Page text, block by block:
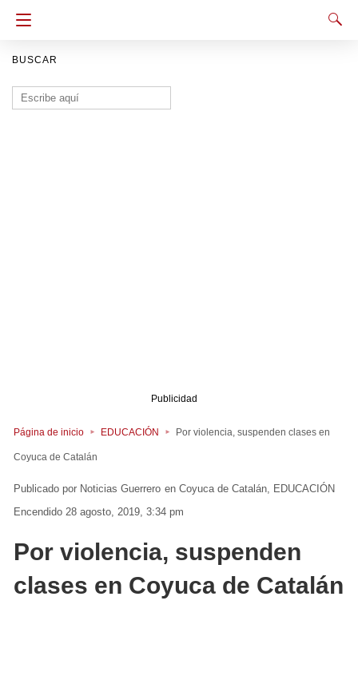
BUSCAR
Buscar:
Publicidad
Página de inicio EDUCACIÓN Por violencia, suspenden clases en
Coyuca de Catalán
Noticias Guerrero en Coyuca de Catalán
EDUCACIÓN
Encendido 28 agosto, 2019, 3:34 pm
Por violencia, suspenden
clases en Coyuca de Catalán